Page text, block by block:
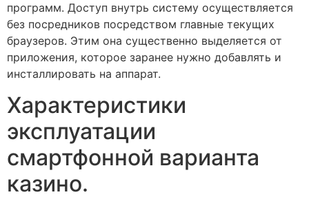
программ. Доступ внутрь систему осуществляется
без посредников посредством главные текущих
браузеров. Этим она существенно выделяется от
приложения, которое заранее нужно добавлять и
инсталлировать на аппарат.
Характеристики
эксплуатации
смартфонной варианта
казино.